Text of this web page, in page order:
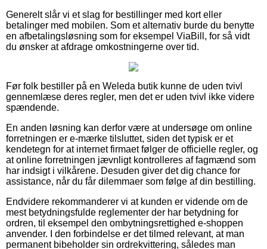
Generelt slår vi et slag for bestillinger med kort eller
betalinger med mobilen. Som et alternativ burde du benytte
en afbetalingsløsning som for eksempel ViaBill, for så vidt
du ønsker at afdrage omkostningerne over tid.
Før folk bestiller på en Weleda butik kunne de uden tvivl
gennemlæse deres regler, men det er uden tvivl ikke videre
spændende.
En anden løsning kan derfor være at undersøge om online
forretningen er e-mærke tilsluttet, siden det typisk er et
kendetegn for at internet firmaet følger de officielle regler, og
at online forretningen jævnligt kontrolleres af fagmænd som
har indsigt i vilkårene. Desuden giver det dig chance for
assistance, når du får dilemmaer som følge af din bestilling.
Endvidere rekommanderer vi at kunden er vidende om de
mest betydningsfulde reglementer der har betydning for
ordren, til eksempel den ombytningsrettighed e-shoppen
anvender. I den forbindelse er det tilmed relevant, at man
permanent bibeholder sin ordrekvittering, således man